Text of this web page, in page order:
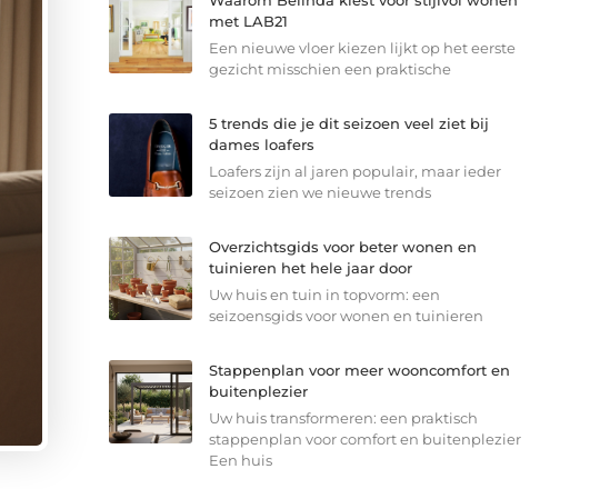
met LAB21
Een nieuwe vloer kiezen lijkt op het eerste
gezicht misschien een praktische
5 trends die je dit seizoen veel ziet bij
dames loafers
Loafers zijn al jaren populair, maar ieder
seizoen zien we nieuwe trends
Overzichtsgids voor beter wonen en
tuinieren het hele jaar door
Uw huis en tuin in topvorm: een
seizoensgids voor wonen en tuinieren
Stappenplan voor meer wooncomfort en
buitenplezier
Uw huis transformeren: een praktisch
stappenplan voor comfort en buitenplezier
Een huis